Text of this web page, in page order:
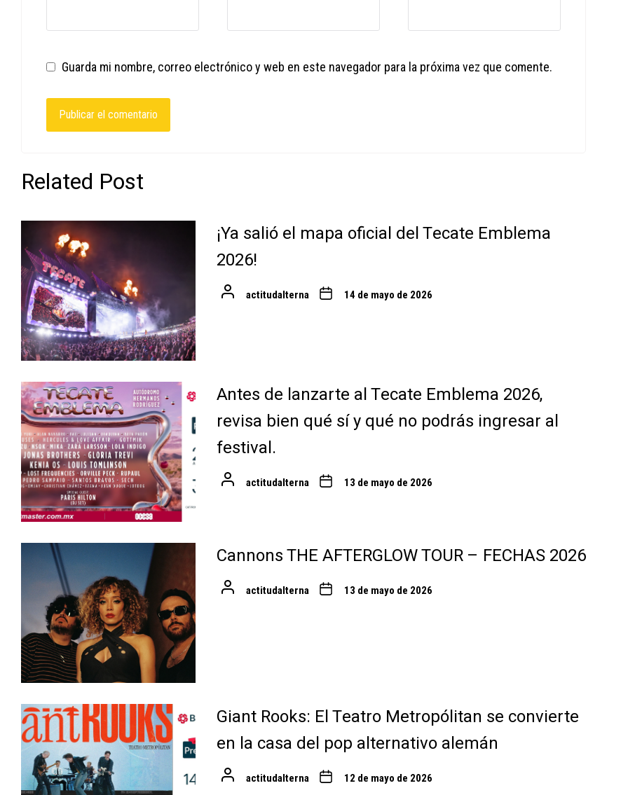
Guarda mi nombre, correo electrónico y web en este navegador para la próxima vez que comente.
Related Post
¡Ya salió el mapa oficial del Tecate Emblema
2026!
actitudalterna 14 de mayo de 2026
Antes de lanzarte al Tecate Emblema 2026,
revisa bien qué sí y qué no podrás ingresar al
festival.
actitudalterna 13 de mayo de 2026
Cannons THE AFTERGLOW TOUR – FECHAS 2026
actitudalterna 13 de mayo de 2026
Giant Rooks: El Teatro Metropólitan se convierte
en la casa del pop alternativo alemán
actitudalterna 12 de mayo de 2026